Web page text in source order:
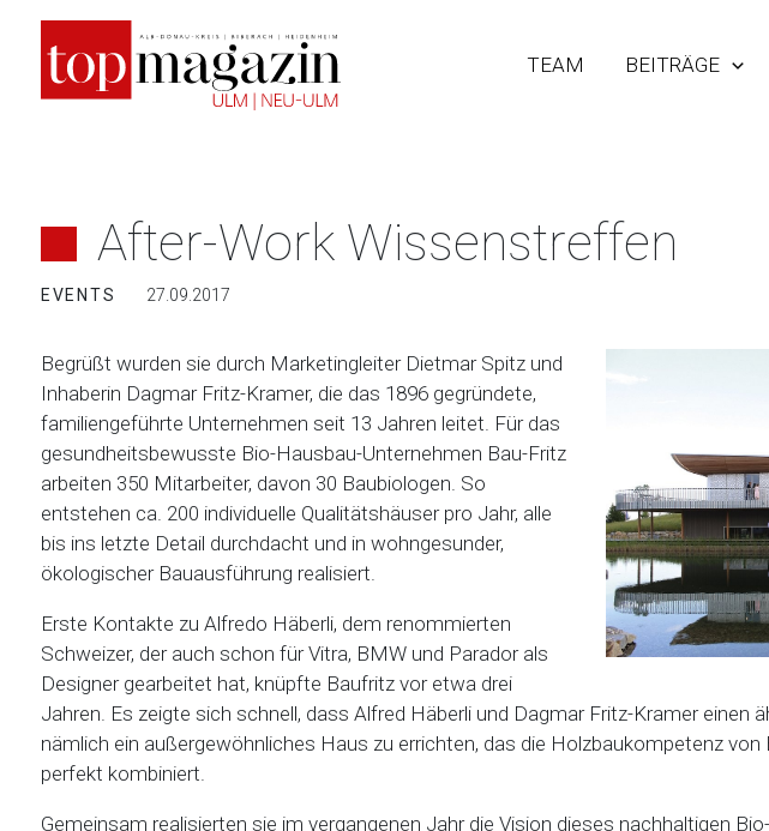
springen
TEAM BEITRÄGE
After-Work Wissenstreffen
EVENTS 27.09.2017
Begrüßt wurden sie durch Marketingleiter Dietmar Spitz und
Inhaberin Dagmar Fritz-Kramer, die das 1896 gegründete,
familiengeführte Unternehmen seit 13 Jahren leitet. Für das
gesundheitsbewusste Bio-Hausbau-Unternehmen Bau-Fritz
arbeiten 350 Mitarbeiter, davon 30 Baubiologen. So
entstehen ca. 200 individuelle Qualitätshäuser pro Jahr, alle
bis ins letzte Detail durchdacht und in wohngesunder,
ökologischer Bauausführung realisiert.
Erste Kontakte zu Alfredo Häberli, dem renommierten
Schweizer, der auch schon für Vitra, BMW und Parador als
Designer gearbeitet hat, knüpfte Baufritz vor etwa drei
Jahren. Es zeigte sich schnell, dass Alfred Häberli und Dagmar Fritz-Kramer einen
nämlich ein außergewöhnliches Haus zu errichten, das die Holzbaukompetenz
perfekt kombiniert.
Gemeinsam realisierten sie im vergangenen Jahr die Vision dieses nachhaltigen